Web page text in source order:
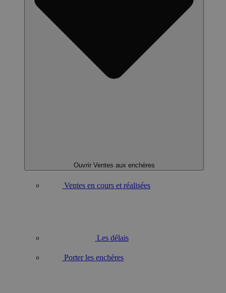
Ouvrir Ventes aux enchères
Ventes en cours et réalisées
Les délais
Porter les enchères